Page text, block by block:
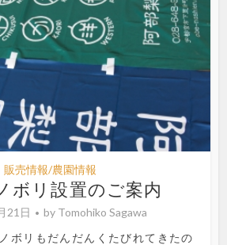
販売情報/農園情報
ボリ設置のご案内
21日 by Tomohiko Sagawa
ボリもだんだんくたびれてきたの